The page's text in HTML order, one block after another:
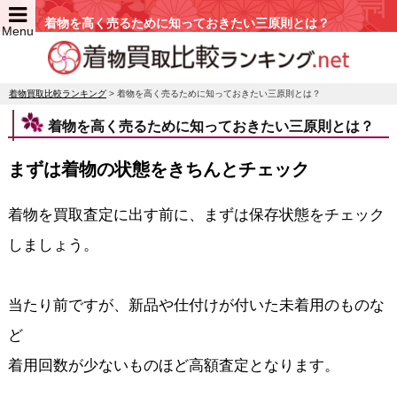
着物を高く売るために知っておきたい三原則とは？
Menu
着物買取比較ランキング > 着物を高く売るために知っておきたい三原則とは？
着物を高く売るために知っておきたい三原則とは？
まずは着物の状態をきちんとチェック
着物を買取査定に出す前に、まずは保存状態をチェック
しましょう。
当たり前ですが、新品や仕付けが付いた未着用のものな
ど
着用回数が少ないものほど高額査定となります。